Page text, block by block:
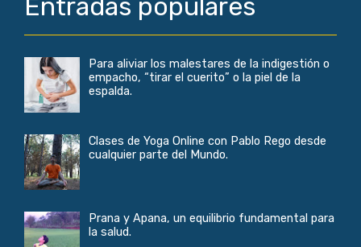
Entradas populares
Para aliviar los malestares de la indigestión o
empacho, “tirar el cuerito” o la piel de la
espalda.
Clases de Yoga Online con Pablo Rego desde
cualquier parte del Mundo.
Prana y Apana, un equilibrio fundamental para
la salud.